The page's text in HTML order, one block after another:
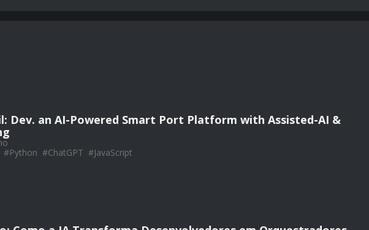
Dev. an AI-Powered Smart Port Platform with Assisted-AI &
#Python #ChatGPT #JavaScript